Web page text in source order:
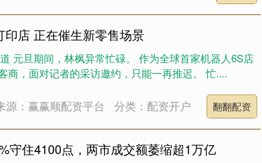
店 正在催生新零售场景
元旦期间，林枫异常忙碌。 作为全球首家机器人6S店
商，面对记者的采访邀约，只能一再推迟。 忙....
源：赢赢顺配资平台 分类：配资开户 翻翻配资
守住4100点，两市成交额萎缩超1万亿